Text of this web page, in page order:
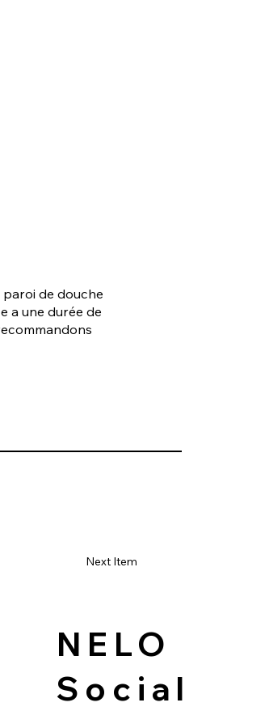
Next Item
de douche
a une durée de
NELO
Social